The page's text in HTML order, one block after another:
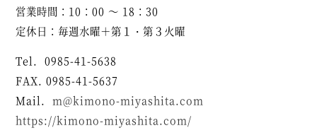
営業時間：10：00 ～ 18：30
定休日：毎週水曜＋第１・第３火曜
Tel. 0985-41-5638
FAX. 0985-41-5637
Mail.m@kimono-miyashita.com
https://kimono-miyashita.com/